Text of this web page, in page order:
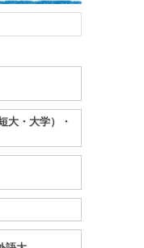
大・大学）・